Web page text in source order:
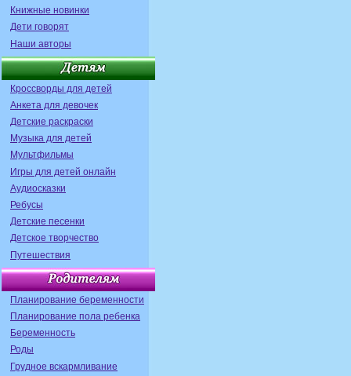
Книжные новинки
Дети говорят
Наши авторы
Кроссворды для детей
Анкета для девочек
Детские раскраски
Музыка для детей
Мультфильмы
Игры для детей онлайн
Аудиосказки
Ребусы
Детские песенки
Детское творчество
Путешествия
Планирование беременности
Планирование пола ребенка
Беременность
Роды
Грудное вскармливание